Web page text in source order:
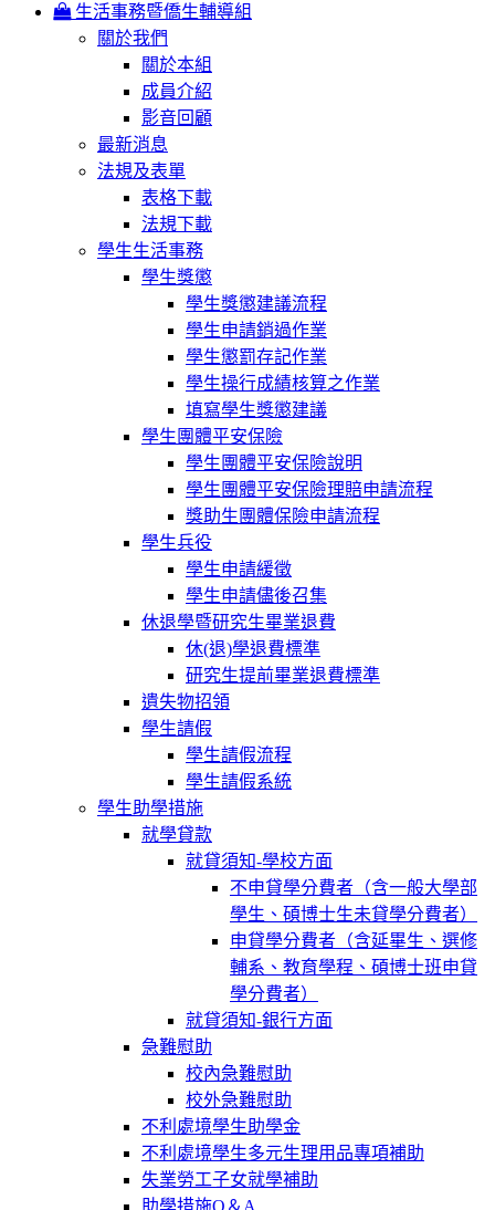
生活事務暨僑生輔導組
關於我們
關於本組
成員介紹
影音回顧
最新消息
法規及表單
表格下載
法規下載
學生生活事務
學生獎懲
學生獎懲建議流程
學生申請銷過作業
學生懲罰存記作業
學生操行成績核算之作業
填寫學生獎懲建議
學生團體平安保險
學生團體平安保險說明
學生團體平安保險理賠申請流程
獎助生團體保險申請流程
學生兵役
學生申請緩徵
學生申請儘後召集
休退學暨研究生畢業退費
休(退)學退費標準
研究生提前畢業退費標準
遺失物招領
學生請假
學生請假流程
學生請假系統
學生助學措施
就學貸款
就貸須知-學校方面
不申貸學分費者（含一般大學部
學生、碩博士生未貸學分費者）
申貸學分費者（含延畢生、選修
輔系、教育學程、碩博士班申貸
學分費者）
就貸須知-銀行方面
急難慰助
校內急難慰助
校外急難慰助
不利處境學生助學金
不利處境學生多元生理用品專項補助
失業勞工子女就學補助
助學措施Q＆A